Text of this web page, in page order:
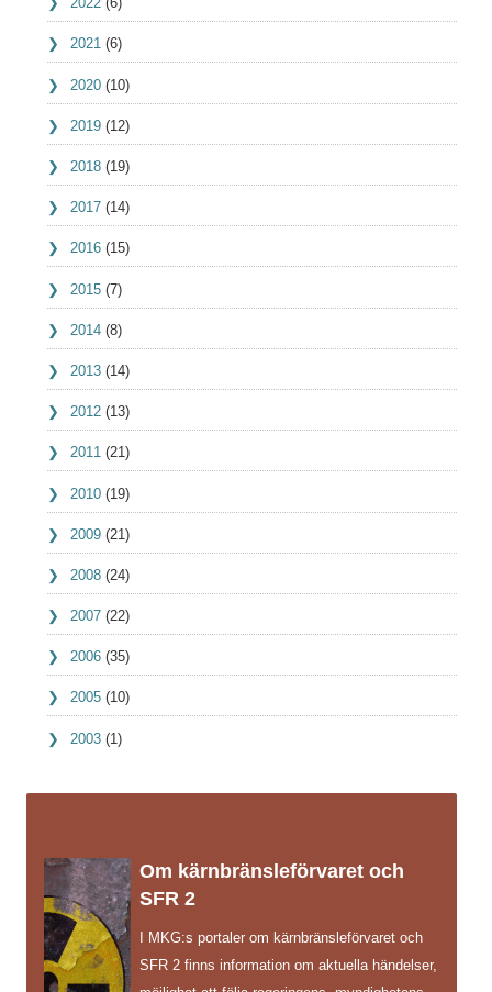
2021 (6)
2020 (10)
2019 (12)
2018 (19)
2017 (14)
2016 (15)
2015 (7)
2014 (8)
2013 (14)
2012 (13)
2011 (21)
2010 (19)
2009 (21)
2008 (24)
2007 (22)
2006 (35)
2005 (10)
2003 (1)
Om kärnbränsleförvaret och
SFR 2
I MKG:s portaler om kärnbränsleförvaret och
SFR 2 finns information om aktuella händelser,